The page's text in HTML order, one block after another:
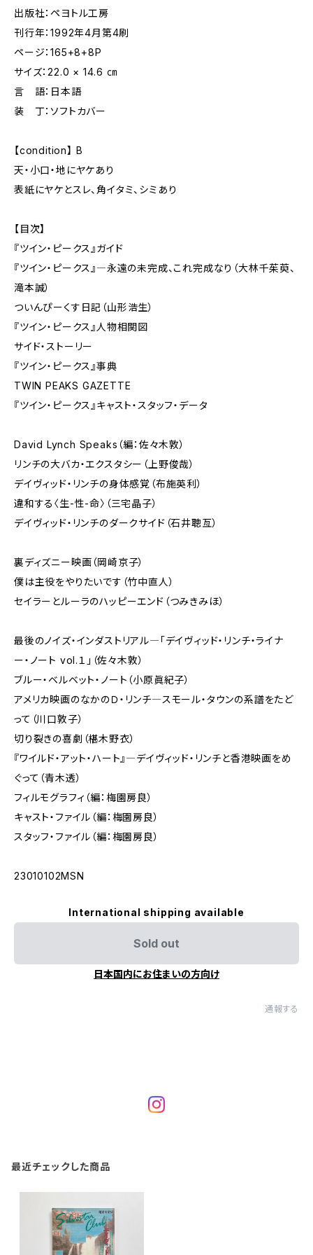
出版社：ペヨトル工房
刊行年：1992年4月第4刷
ページ：165+8+8P
サイズ：22.0 × 14.6 ㎝
言 語：日本語
装 丁：ソフトカバー
【condition】 B
天・小口・地にヤケあり
表紙にヤケとスレ、角イタミ、シミあり
【目次】
『ツイン・ピークス』ガイド
『ツイン・ピークス』―永遠の未完成、これ完成なり（大林千茱萸、
滝本誠）
ついんぴーくす日記（山形浩生）
『ツイン・ピークス』人物相関図
サイド・ストーリー
『ツイン・ピークス』事典
TWIN PEAKS GAZETTE
『ツイン・ピークス』キャスト・スタッフ・データ
David Lynch Speaks（編：佐々木敦）
リンチの大バカ・エクスタシー（上野俊哉）
デイヴィッド・リンチの身体感覚（布施英利）
違和する〈生-性-命〉（三宅晶子）
デイヴィッド・リンチのダークサイド（石井聰亙）
裏ディズニー映画（岡崎京子）
僕は主役をやりたいです（竹中直人）
セイラーとルーラのハッピーエンド（つみきみほ）
最後のノイズ・インダストリアル―「デイヴィッド・リンチ・ライナ
ー・ノート vol.１」（佐々木敦）
ブルー・ベルベット・ノート（小原眞紀子）
アメリカ映画のなかのＤ・リンチ―スモール・タウンの系譜をたど
って（川口敦子）
切り裂きの喜劇（椹木野衣）
『ワイルド・アット・ハート』―デイヴィッド・リンチと香港映画をめ
ぐって（青木透）
フィルモグラフィ（編：梅園房良）
キャスト・ファイル（編：梅園房良）
スタッフ・ファイル（編：梅園房良）
23010102MSN
International shipping available
Sold out
日本国内にお住まいの方向け
通報する
最近チェックした商品